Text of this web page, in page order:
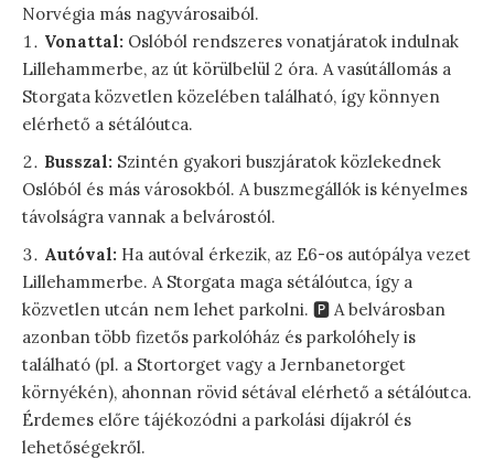
Norvégia más nagyvárosaiból.
Vonattal: Oslóból rendszeres vonatjáratok indulnak
Lillehammerbe, az út körülbelül 2 óra. A vasútállomás a
Storgata közvetlen közelében található, így könnyen
elérhető a sétálóutca.
Busszal: Szintén gyakori buszjáratok közlekednek
Oslóból és más városokból. A buszmegállók is kényelmes
távolságra vannak a belvárostól.
Autóval: Ha autóval érkezik, az E6-os autópálya vezet
Lillehammerbe. A Storgata maga sétálóutca, így a
közvetlen utcán nem lehet parkolni. 🅿️ A belvárosban
azonban több fizetős parkolóház és parkolóhely is
található (pl. a Stortorget vagy a Jernbanetorget
környékén), ahonnan rövid sétával elérhető a sétálóutca.
Érdemes előre tájékozódni a parkolási díjakról és
lehetőségekről.